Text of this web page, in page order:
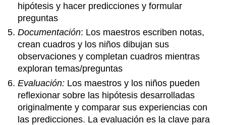
hipótesis y hacer predicciones y formular
preguntas
Documentación: Los maestros escriben notas,
crean cuadros y los niños dibujan sus
observaciones y completan cuadros mientras
exploran temas/preguntas
Evaluación: Los maestros y los niños pueden
reflexionar sobre las hipótesis desarrolladas
originalmente y comparar sus experiencias con
las predicciones. La evaluación es la clave para